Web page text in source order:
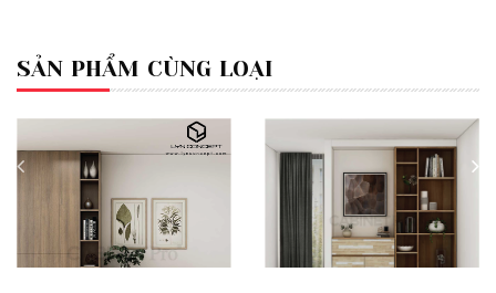
SẢN PHẨM CÙNG LOẠI